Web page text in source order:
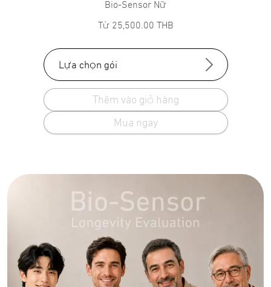
Bio-Sensor Nữ
Từ 25,500.00 THB
Lựa chọn gói
Thêm vào giỏ hàng
Mua ngay